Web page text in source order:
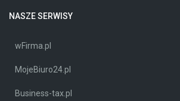
NASZE SERWISY
wFirma.pl
MojeBiuro24.pl
Business-tax.pl